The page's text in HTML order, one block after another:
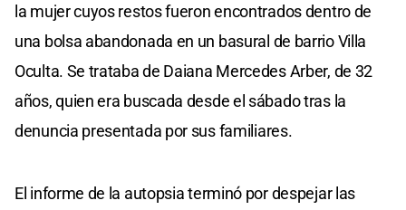
la mujer cuyos restos fueron encontrados dentro de
una bolsa abandonada en un basural de barrio Villa
Oculta. Se trataba de Daiana Mercedes Arber, de 32
años, quien era buscada desde el sábado tras la
denuncia presentada por sus familiares.
El informe de la autopsia terminó por despejar las